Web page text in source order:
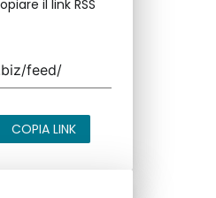
il link RSS
COPIA LINK